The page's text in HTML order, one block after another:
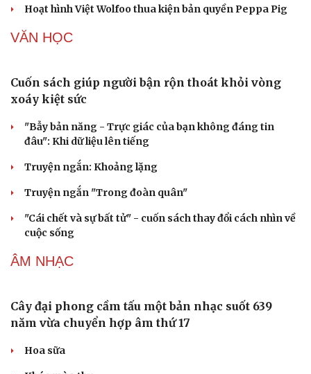
Hoạt hình Việt Wolfoo thua kiện bản quyền Peppa Pig
VĂN HỌC
Cuốn sách giúp người bận rộn thoát khỏi vòng
Truyện ngắn: Khoảng lặng